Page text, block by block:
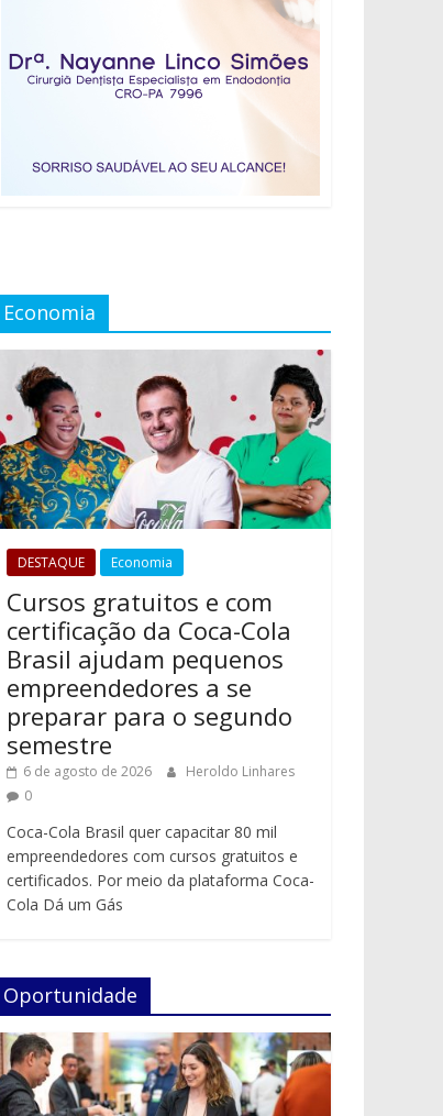
Economia
DESTAQUE Economia
Cursos gratuitos e com
certificação da Coca-Cola
Brasil ajudam pequenos
empreendedores a se
preparar para o segundo
semestre
6 de agosto de 2026
Heroldo Linhares
0
Coca-Cola Brasil quer capacitar 80 mil
empreendedores com cursos gratuitos e
certificados. Por meio da plataforma Coca-
Cola Dá um Gás
Oportunidade